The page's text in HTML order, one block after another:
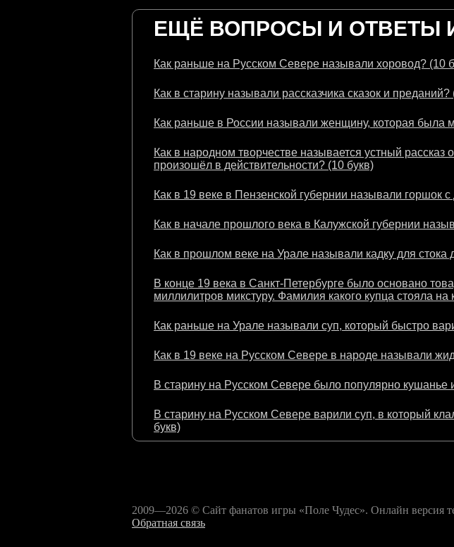
ЕЩЁ ВОПРОСЫ И ОТВЕТЫ
Как раньше на Русском Севере называли хоровод? (10
Как в старину называли рассказчика сказок и преданий?
Как раньше в России называли женщину, которая была
Как в народном творчестве называется устный
произошёл в действительности? (10 букв)
Как в 19 веке в Пензенской губернии называли горшок
Как в начале прошлого века в Калужской губернии
Как в прошлом веке на Урале называли кадку для
В конце 19 века в Санкт-Петербурге было основано
миллилитров микстуру. Фамилия какого купца стояла
Как раньше на Урале называли суп, который быстро
Как в 19 веке на Русском Севере в народе называли
В старину на Русском Севере было популярно кушанье
В старину на Русском Севере варили суп, в который
букв)
2009—2026 © Сайт фанатов игры «Поле Чудес». Онлайн версия
Обратная связь